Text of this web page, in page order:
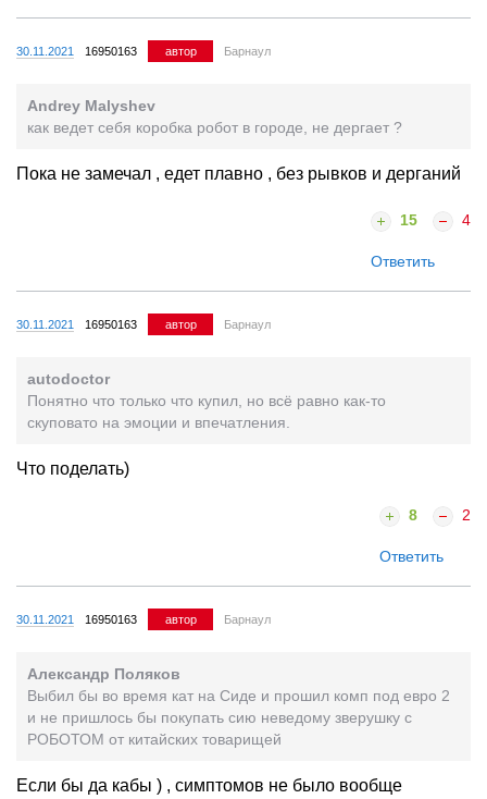
30.11.2021 16950163 автор Барнаул
Andrey Malyshev
как ведет себя коробка робот в городе, не дергает ?
Пока не замечал , едет плавно , без рывков и дерганий
15 4
Ответить
30.11.2021 16950163 автор Барнаул
autodoctor
Понятно что только что купил, но всё равно как-то
скуповато на эмоции и впечатления.
Что поделать)
8 2
Ответить
30.11.2021 16950163 автор Барнаул
Александр Поляков
Выбил бы во время кат на Сиде и прошил комп под евро 2
и не пришлось бы покупать сию неведому зверушку с
РОБОТОМ от китайских товарищей
Если бы да кабы ) , симптомов не было вообще